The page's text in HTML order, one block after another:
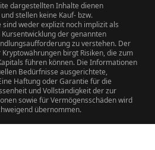
dargestellten Inhalte dienen
stellen keine Kauf- bzw.
weder explizit noch implizit als
der genannten
zu verstehen. Der
birgt Risiken, die zum
führen können. Die Informationen
Bedürfnisse ausgerichtete,
Haftung oder Garantie für die
und Vollständigkeit der zur
sowie für Vermögensschäden wird
übernommen.